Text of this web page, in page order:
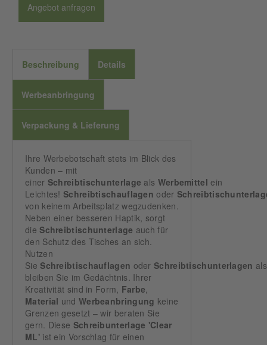
Angebot anfragen
Beschreibung Details
Werbeanbringung
Verpackung & Lieferung
Ihre Werbebotschaft stets im Blick des
Kunden – mit
einer Schreibtischunterlage als Werbemittel ein
Leichtes! Schreibtischauflagen oder
von keinem Arbeitsplatz wegzudenken.
Neben einer besseren Haptik, sorgt
die Schreibtischunterlage auch für
den Schutz des Tisches an sich.
Nutzen
Sie Schreibtischauflagen oder Schreibtischunterlagen
bleiben Sie im Gedächtnis. Ihrer
Kreativität sind in Form, Farbe,
Material und Werbeanbringung keine
Grenzen gesetzt – wir beraten Sie
gern. Diese Schreibunterlage 'Clear
ML'ist ein Vorschlag für einen